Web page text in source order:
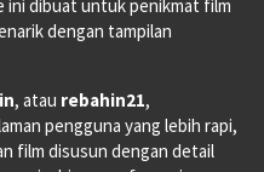
ini dibuat untuk penikmat film
dengan tampilan
, atau rebahin21,
pengguna yang lebih rapi,
film disusun dengan detail